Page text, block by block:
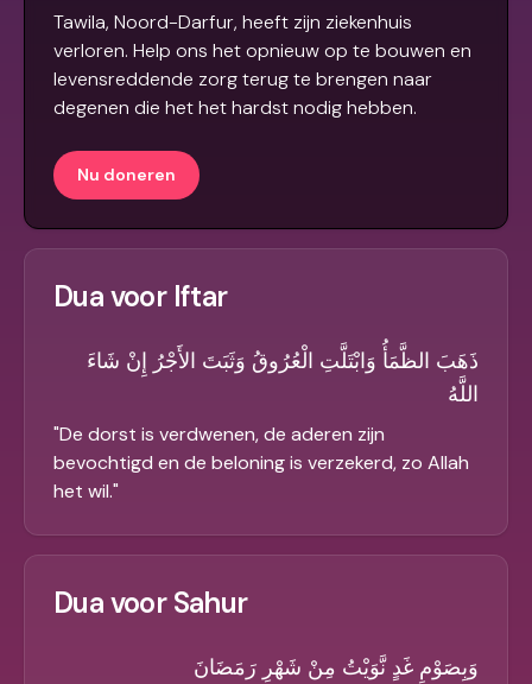
Tawila, Noord-Darfur, heeft zijn ziekenhuis
verloren. Help ons het opnieuw op te bouwen en
levensreddende zorg terug te brengen naar
degenen die het het hardst nodig hebben.
Nu doneren
Dua voor Iftar
ذَهَبَ الظَّمَأُ وَابْتَلَّتِ الْعُرُوقُ وَثَبَتَ الأَجْرُ إِنْ شَاءَ
اللَّهُ
"De dorst is verdwenen, de aderen zijn
bevochtigd en de beloning is verzekerd, zo Allah
het wil."
Dua voor Sahur
وَبِصَوْمِ غَدٍ نَّوَيْتُ مِنْ شَهْرِ رَمَضَانَ